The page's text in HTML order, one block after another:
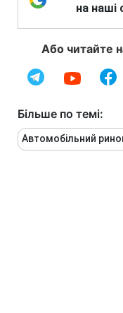
на наші
Або читайте
Більше по темі:
Автомобільний